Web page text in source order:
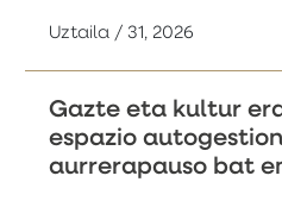
Uztaila / 31, 2026
Gazte eta kultur
espazio
aurrerapauso bat